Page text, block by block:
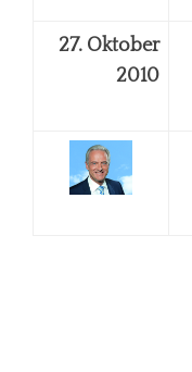
27. Oktober
2010